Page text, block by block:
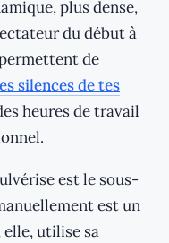
plus dense,
du début à
de
silences de tes
heures de travail
est le sous-
est un
elle, utilise sa